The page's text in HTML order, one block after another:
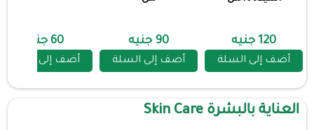
120 جنيه
أضف إلى السلة
90 جنيه
أضف إلى السلة
60 جنيه
أضف إلى السلة
العناية بالبشرة Skin Care